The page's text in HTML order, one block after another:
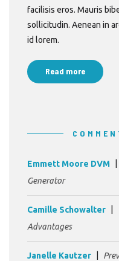
facilisis eros. Mauris
sollicitudin. Aenean in
id lorem.
Read more
Emmett Moore DVM
Generator
Camille Schowalter
Advantages
Janelle Kautzer